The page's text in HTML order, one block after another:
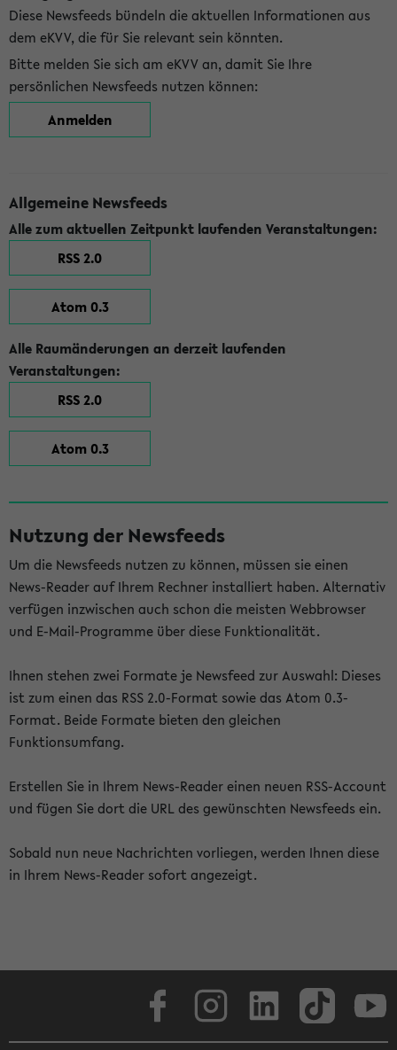
Diese Newsfeeds bündeln die aktuellen Informationen aus
dem eKVV, die für Sie relevant sein könnten.
Bitte melden Sie sich am eKVV an, damit Sie Ihre
persönlichen Newsfeeds nutzen können:
Anmelden
Allgemeine Newsfeeds
Alle zum aktuellen Zeitpunkt laufenden Veranstaltungen:
RSS 2.0
Atom 0.3
Alle Raumänderungen an derzeit laufenden
Veranstaltungen:
RSS 2.0
Atom 0.3
Nutzung der Newsfeeds
Um die Newsfeeds nutzen zu können, müssen sie einen
News-Reader auf Ihrem Rechner installiert haben. Alternativ
verfügen inzwischen auch schon die meisten Webbrowser
und E-Mail-Programme über diese Funktionalität.
Ihnen stehen zwei Formate je Newsfeed zur Auswahl: Dieses
ist zum einen das RSS 2.0-Format sowie das Atom 0.3-
Format. Beide Formate bieten den gleichen
Funktionsumfang.
Erstellen Sie in Ihrem News-Reader einen neuen RSS-Account
und fügen Sie dort die URL des gewünschten Newsfeeds ein.
Sobald nun neue Nachrichten vorliegen, werden Ihnen diese
in Ihrem News-Reader sofort angezeigt.